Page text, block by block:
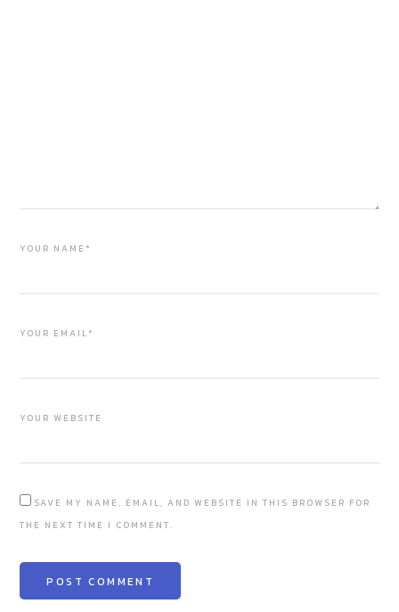
YOUR NAME*
YOUR EMAIL*
YOUR WEBSITE
SAVE MY NAME, EMAIL, AND WEBSITE IN THIS BROWSER FOR
THE NEXT TIME I COMMENT.